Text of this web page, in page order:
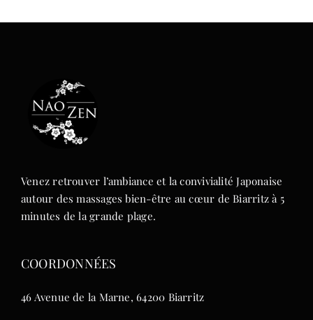
Venez retrouver l’ambiance et la convivialité Japonaise
autour des massages bien-être au cœur de Biarritz à 5
minutes de la grande plage.
COORDONNÉES
46 Avenue de la Marne, 64200 Biarritz